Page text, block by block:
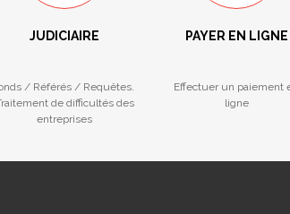
JUDICIAIRE
/ Référés / Requêtes.
de difficultés des
entreprises
PAYER EN LIGNE
Effectuer un paiement
ligne